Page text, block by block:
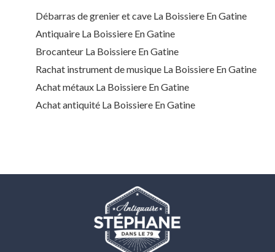
Débarras de grenier et cave La Boissiere En Gatine
Antiquaire La Boissiere En Gatine
Brocanteur La Boissiere En Gatine
Rachat instrument de musique La Boissiere En Gatine
Achat métaux La Boissiere En Gatine
Achat antiquité La Boissiere En Gatine